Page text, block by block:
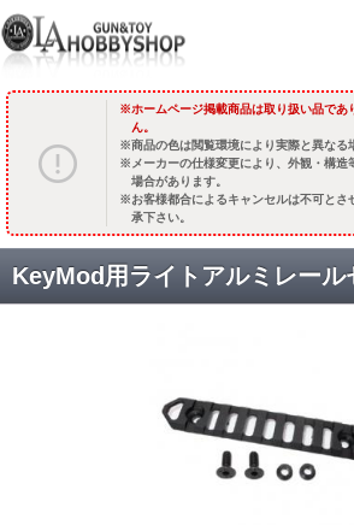
ホームページ掲載商品は取り扱い品であ
ん。
商品の色は閲覧環境により実際と異なる
メーカーの仕様変更により、外観・構
場合があります。
お客様都合によるキャンセルは不可とさ
承下さい。